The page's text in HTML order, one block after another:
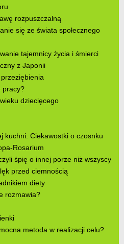
rozpuszczalną
się ze świata społecznego
tajemnicy życia i śmierci
z Japonii
pracy?
dziecięcego
kuchni. Ciekawostki o czosnku
Rosarium
śpię o innej porze niż wszyscy
przed ciemnością
diety
rozmawia?
metoda w realizacji celu?